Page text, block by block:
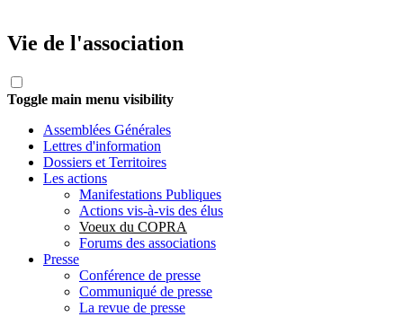
Vie de l'association
Toggle main menu visibility
Assemblées Générales
Lettres d'information
Dossiers et Territoires
Les actions
Manifestations Publiques
Actions vis-à-vis des élus
Voeux du COPRA
Forums des associations
Presse
Conférence de presse
Communiqué de presse
La revue de presse